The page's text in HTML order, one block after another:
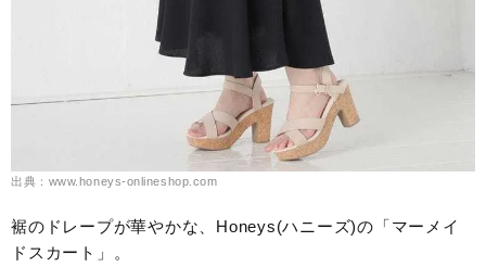
出典：www.honeys-onlineshop.com
裾のドレープが華やかな、Honeys(ハニーズ)の「マーメイ
ドスカート」。